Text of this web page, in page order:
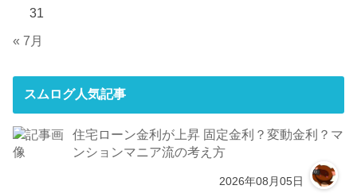
31
« 7月
スムログ人気記事
住宅ローン金利が上昇 固定金利？変動金利？マ
ンションマニア流の考え方
2026年08月05日